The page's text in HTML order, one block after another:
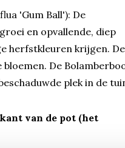
'Gum Ball'): De
en opvallende, diep
herfstkleuren krijgen.
De
plek in de
van de pot (het